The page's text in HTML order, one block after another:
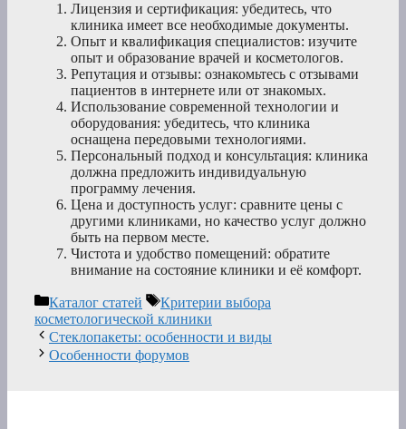
Лицензия и сертификация: убедитесь, что
клиника имеет все необходимые документы.
Опыт и квалификация специалистов: изучите
опыт и образование врачей и косметологов.
Репутация и отзывы: ознакомьтесь с отзывами
пациентов в интернете или от знакомых.
Использование современной технологии и
оборудования: убедитесь, что клиника
оснащена передовыми технологиями.
Персональный подход и консультация: клиника
должна предложить индивидуальную
программу лечения.
Цена и доступность услуг: сравните цены с
другими клиниками, но качество услуг должно
быть на первом месте.
Чистота и удобство помещений: обратите
внимание на состояние клиники и её комфорт.
Рубрики
Каталог статей Метки
Критерии выбора
косметологической клиники
Стеклопакеты: особенности и виды
Особенности форумов